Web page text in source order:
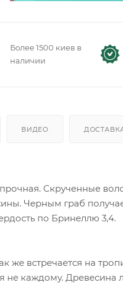
Более 1500 киев в
наличии
ВИДЕО
Скрученные
Черным граб
по Бринеллю 3,4.
же встречается на
не каждому. Древесина